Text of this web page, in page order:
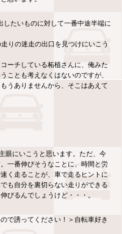
したいものに対して一番中途半端に
りの迷走の出口を見つけにいこう
ーチしている柘植さんに、俺みた
ことも考えなくはないのですが、
うありませんから、そこはあえて
眼にいこうと思います。ただ、今
一番伸びそうなことに、時間と労
く走ることが、車で走るヒントに
も自分を裏切らない走りができる
びるんでしょうけど・・・。
で誘ってください！＞自転車好き